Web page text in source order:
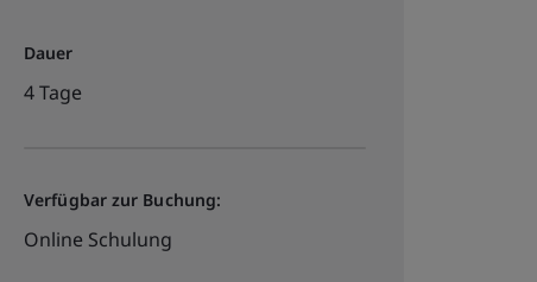
Dauer
4 Tage
Verfügbar zur Buchung:
Online Schulung